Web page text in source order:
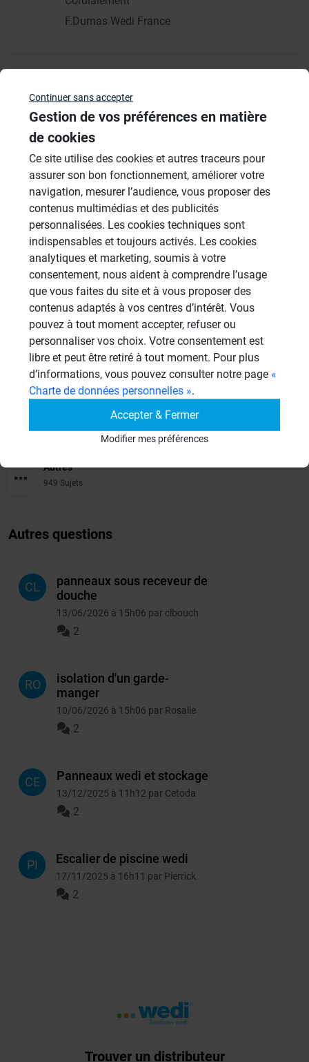
F.Dumas Wedi France
Résultats - page 1 (1 résultats au total)
Veuillez vousconnecterpour répondre à ce sujet
Sujets
Revêtement Finition
19 Sujets
Douches à l'Italienne
1485 Sujets
Systèmes de panneaux à carreler
1206 Sujets
Aménagement Agencement
Autres
949 Sujets
Autres questions
CL
panneaux sous receveur de
douche
13/06/2026 à 15h06 par clbouch
2
RO
isolation d'un garde-
manger
10/06/2026 à 15h06 par Rosalie
2
CE Panneaux wedi et stockage
13/12/2025 à 11h12 par Cetoda
2
PI Escalier de piscine wedi
17/11/2025 à 16h11 par Pierrick
2
Trouver un distributeur
Continuer sans accepter
Gestion de vos préférences en matière
de cookies
Ce site utilise des cookies et autres traceurs pour
assurer son bon fonctionnement, améliorer votre
navigation, mesurer l’audience, vous proposer des
contenus multimédias et des publicités
personnalisées. Les cookies techniques sont
indispensables et toujours activés. Les cookies
analytiques et marketing, soumis à votre
consentement, nous aident à comprendre l’usage
que vous faites du site et à vous proposer des
contenus adaptés à vos centres d’intérêt. Vous
pouvez à tout moment accepter, refuser ou
personnaliser vos choix. Votre consentement est
libre et peut être retiré à tout moment. Pour plus
d’informations, vous pouvez consulter notre page «
Charte de données personnelles ».
Accepter & Fermer
Modifier mes préférences